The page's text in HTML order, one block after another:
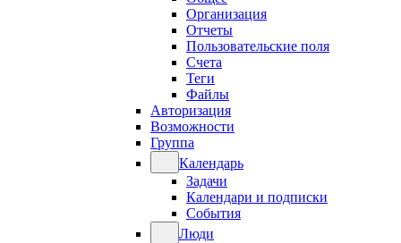
Организация
Отчеты
Пользовательские поля
Счета
Теги
Файлы
Авторизация
Возможности
Группа
Календарь
Задачи
Календари и подписки
События
Люди